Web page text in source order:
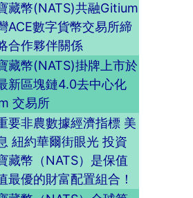
藏幣(NATS)共融Gitium
ACE數字貨幣交易所締
合作夥伴關係
藏幣(NATS)掛牌上市於
新區塊鏈4.0去中心化
交易所
要非農數據經濟指標 美
紐約華爾街眼光 投資
藏幣（NATS）是保值
最優的財富配置組合！